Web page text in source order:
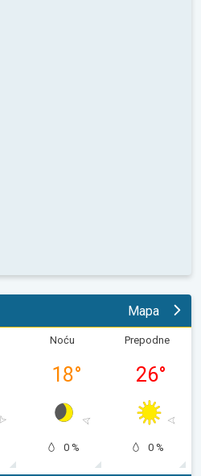
Mapa
Noću
18°
0 %
Prepodne
26°
0 %